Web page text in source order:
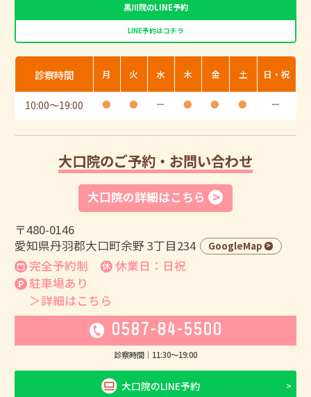
黒川院のLINE予約
LINE予約はコチラ
診察時間 月 火 水 木 金 土 日・祝
10:00〜19:00 ● ● ー ● ● ● ー
大口院のご予約・お問い合わせ
大口院の詳細はこちら
〒480-0146
愛知県丹羽郡大口町余野 3丁目234
GoogleMap
完全予約制
休業日：日祝
駐車場あり
＞詳細はこちら
0587-84-5500
診察時間｜ 11:30〜19:00
大口院のLINE予約